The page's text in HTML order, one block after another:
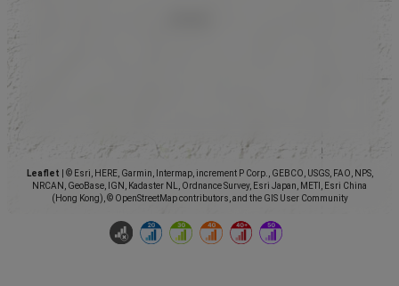
Leaflet
© Esri, HERE, Garmin, Intermap, increment P Corp., GEBCO, USGS, FAO, NPS,
NRCAN, GeoBase, IGN, Kadaster NL, Ordnance Survey, Esri Japan, METI, Esri China
(Hong Kong), © OpenStreetMap contributors, and the GIS User Community